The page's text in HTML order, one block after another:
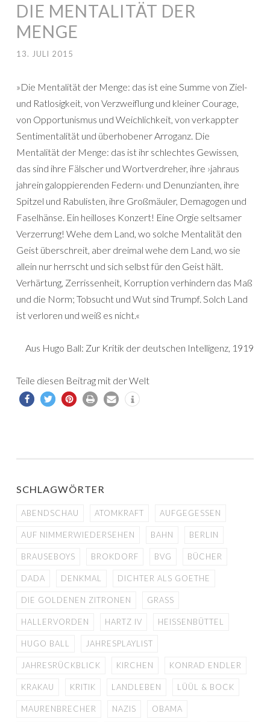
DIE MENTALITÄT DER
MENGE
13. JULI 2015
»Die Mentalität der Menge: das ist eine Summe von Ziel-
und Ratlosigkeit, von Verzweiflung und kleiner Courage,
von Opportunismus und Weichlichkeit, von verkappter
Sentimentalität und überhobener Arroganz. Die
Mentalität der Menge: das ist ihr schlechtes Gewissen,
das sind ihre Fälscher und Wortverdreher, ihre ›jahraus
jahrein galoppierenden Federn‹ und Denunzianten, ihre
Spitzel und Rabulisten, ihre Großmäuler, Demagogen und
Faselhänse. Ein heilloses Konzert! Eine Orgie seltsamer
Verzerrung! Wehe dem Land, wo solche Mentalität den
Geist überschreit, aber dreimal wehe dem Land, wo sie
allein nur herrscht und sich selbst für den Geist hält.
Verhärtung, Zerrissenheit, Korruption verhindern das Maß
und die Norm; Tobsucht und Wut sind Trumpf. Solch Land
ist verloren und weiß es nicht.«
Aus Hugo Ball: Zur Kritik der deutschen Intelligenz, 1919
Teile diesen Beitrag mit der Welt
SCHLAGWÖRTER
ABENDSCHAU ATOMKRAFT AUFGEGESSEN
AUF NIMMERWIEDERSEHEN BAHN BERLIN
BRAUSEBOYS BROKDORF BVG BÜCHER
DADA DENKMAL DICHTER ALS GOETHE
DIE GOLDENEN ZITRONEN GRASS
HALLERVORDEN HARTZ IV HEISSENBÜTTEL
HUGO BALL JAHRESPLAYLIST
JAHRESRÜCKBLICK KIRCHEN KONRAD ENDLER
KRAKAU KRITIK LANDLEBEN LÜÜL & BOCK
MAURENBRECHER NAZIS OBAMA